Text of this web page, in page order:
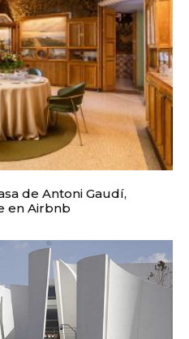
de Antoni Gaudí,
en Airbnb